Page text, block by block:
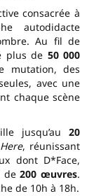
consacrée à
autodidacte
Au fil de
plus de 50 000
mutation, des
avec une
chaque scène
jusqu’au20
, réunissant
dont D*Face,
de200 œuvres.
de 10h à 18h.